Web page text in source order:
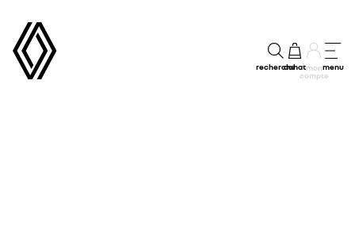
rechercheachatmon
compte
menu